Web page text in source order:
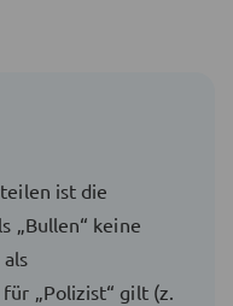
ist die
„Bullen“ keine
„Polizist“ gilt (z.